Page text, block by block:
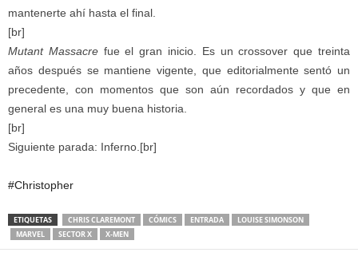
mantenerte ahí hasta el final.
[br]
Mutant Massacrefue el gran inicio. Es un crossover que treinta
años después se mantiene vigente, que editorialmente sentó un
precedente, con momentos que son aún recordados y que en
general es una muy buena historia.
[br]
Siguiente parada: Inferno.[br]
#Christopher
ETIQUETAS CHRIS CLAREMONT CÓMICS ENTRADA
LOUISE SIMONSON
MARVEL
SECTOR X X-MEN